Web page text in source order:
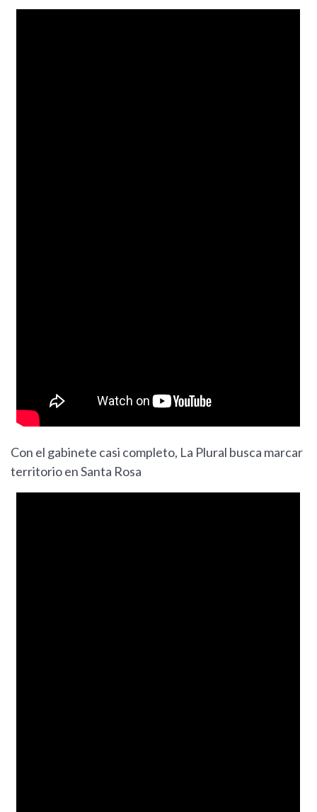
Con el gabinete casi completo, La Plural busca marcar
territorio en Santa Rosa